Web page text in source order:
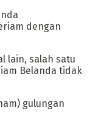
dengan
lain, salah satu
Belanda tidak
gulungan